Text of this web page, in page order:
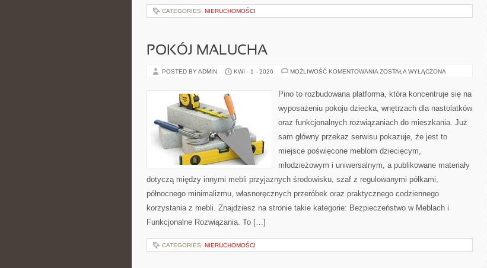
CATEGORIES: NIERUCHOMOŚCI
POKÓJ MALUCHA
POSTED BY ADMIN KWI - 1 - 2026 MOŻLIWOŚĆ KOMENTOWANIA POKÓJ
ZOSTAŁA WYŁĄCZONA
Pino to rozbudowana platforma, która koncentruje się na
wyposażeniu pokoju dziecka, wnętrzach dla nastolatków
oraz funkcjonalnych rozwiązaniach do mieszkania. Już
sam główny przekaz serwisu pokazuje, że jest to
miejsce poświęcone meblom dziecięcym,
młodzieżowym i uniwersalnym, a publikowane materiały
dotyczą między innymi mebli przyjaznych środowisku, szaf z regulowanymi półkami,
północnego minimalizmu, własnoręcznych przeróbek oraz praktycznego codziennego
korzystania z mebli. Znajdziesz na stronie takie kategorie: Bezpieczeństwo w Meblach i
Funkcjonalne Rozwiązania. To […]
CATEGORIES: NIERUCHOMOŚCI